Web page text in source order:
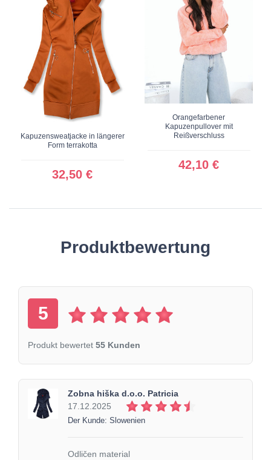
Kapuzensweatjacke in längerer
Form terrakotta
32,50 €
Orangefarbener
Kapuzenpullover mit
Reißverschluss
42,10 €
Produktbewertung
5
Produkt bewertet 55 Kunden
Zobna hiška d.o.o. Patricia
17.12.2025
Der Kunde: Slowenien
Odličen material